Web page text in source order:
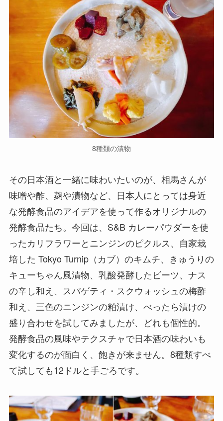
8種類の漬物
その日本酒と一緒に味わいたいのが、相馬さんが
味噌や酢、麹や漬物など、日本人にとっては身近
な発酵食品のアイデアを使って作るオリジナルの
発酵食品たち。今回は、S&B カレーパウダーを使
ったカリフラワーとニンジンのピクルス、自家栽
培した Tokyo Turnip（カブ）のキムチ、きゅうりの
キューちゃん風漬物、乳酸発酵したビーツ、ナス
の辛し和え、スパゲティ・スクウォッシュの梅酢
和え、三色のニンジンの粕漬け、べったら漬けの
盛り合わせを試してみましたが、どれも個性的。
発酵食品の風味やテクスチャで日本酒の味わいも
変化するのが面白く、飽きが来ません。8種類すべ
て試しても12ドルと手ごろです。